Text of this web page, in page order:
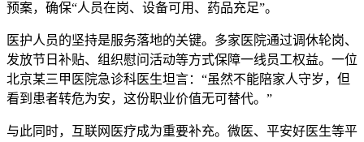
预案，确保“人员在岗、设备可用、药品充足”。
医护人员的坚持是服务落地的关键。多家医院通过调休轮岗、
发放节日补贴、组织慰问活动等方式保障一线员工权益。一位
北京某三甲医院急诊科医生坦言：“虽然不能陪家人守岁，但
看到患者转危为安，这份职业价值无可替代。”
与此同时，互联网医疗成为重要补充。微医、平安好医生等平